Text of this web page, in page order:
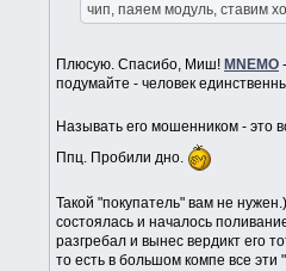
чип, паяем модуль, ставим
Плюсую. Спасибо, Миш! MNEMO
подумайте - человек
Называть его мошенником - это
Ппц. Пробили дно.
Такой "покупатель" вам не
состоялась и началось
разгребал и вынес вердикт его
то есть в большом компе все эти